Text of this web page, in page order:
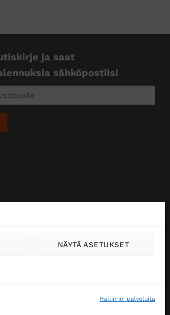
Hallinnoi palveluita
NÄYTÄ ASETUKSET
ja saat
sähköpostiisi